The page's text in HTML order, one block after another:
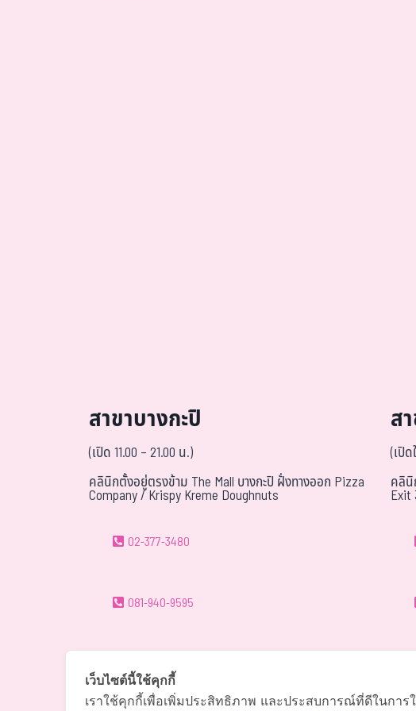
สาขาบางกะปิ
(เปิด 11.00 – 21.00 น.)
คลินิกตั้งอยู่ตรงข้าม The Mall บางกะปิ ฝั่งทางออก Pizza
Company / Krispy Kreme Doughnuts
02-377-3480
081-940-9595
ส
(เปิ
คลินิ
Exit
เว็บไซต์นี้ใช้คุกกี้
เราใช้คุกกี้เพื่อเพิ่มประสิทธิภาพ และประสบการณ์ที่ดีในกา